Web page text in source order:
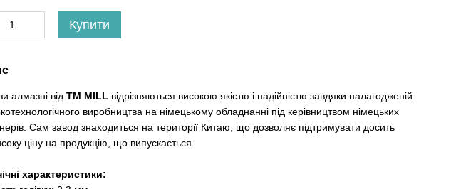
Купити
алмазні від ТМ MILL відрізняються високою якістю і надійністю завдяки налагодженій
виробництва на німецькому обладнанні під керівництвом німецьких
Сам завод знаходиться на території Китаю, що дозволяє підтримувати досить
ціну на продукцію, що випускається.
характеристики: